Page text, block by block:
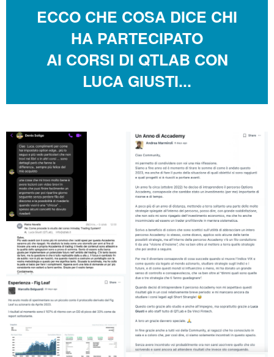
ECCO CHE COSA DICE CHI
HA PARTECIPATO
AI CORSI DI QTLAB CON
LUCA GIUSTI...